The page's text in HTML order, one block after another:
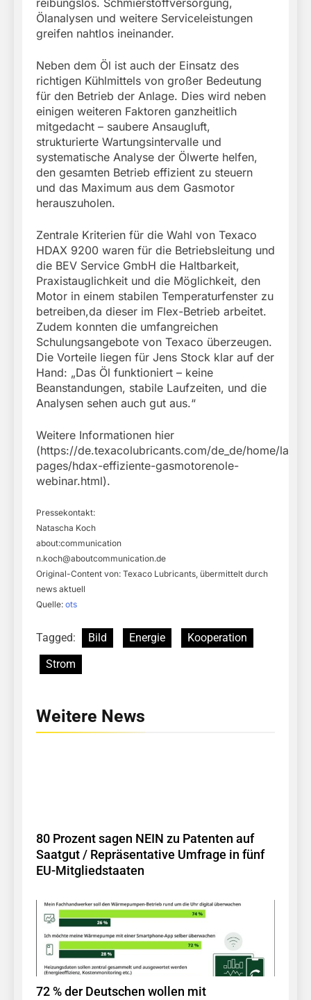
reibungslos. Schmierstoffversorgung,
Ölanalysen und weitere Serviceleistungen
greifen nahtlos ineinander.
Neben dem Öl ist auch der Einsatz des
richtigen Kühlmittels von großer Bedeutung
für den Betrieb der Anlage. Dies wird neben
einigen weiteren Faktoren ganzheitlich
mitgedacht – saubere Ansaugluft,
strukturierte Wartungsintervalle und
systematische Analyse der Ölwerte helfen,
den gesamten Betrieb effizient zu steuern
und das Maximum aus dem Gasmotor
herauszuholen.
Zentrale Kriterien für die Wahl von Texaco
HDAX 9200 waren für die Betriebsleitung und
die BEV Service GmbH die Haltbarkeit,
Praxistauglichkeit und die Möglichkeit, den
Motor in einem stabilen Temperaturfenster zu
betreiben,da dieser im Flex-Betrieb arbeitet.
Zudem konnten die umfangreichen
Schulungsangebote von Texaco überzeugen.
Die Vorteile liegen für Jens Stock klar auf der
Hand: „Das Öl funktioniert – keine
Beanstandungen, stabile Laufzeiten, und die
Analysen sehen auch gut aus.“
Weitere Informationen hier
(https://de.texacolubricants.com/de_de/home/
pages/hdax-effiziente-gasmotorenole-
webinar.html).
Pressekontakt:
Natascha Koch
about:communication
n.koch@aboutcommunication.de
Original-Content von: Texaco Lubricants, übermittelt durch
news aktuell
Quelle: ots
Tagged: Bild Energie
Kooperation
Strom
Weitere News
80 Prozent sagen NEIN zu Patenten auf
Saatgut / Repräsentative Umfrage in fünf
EU-Mitgliedstaaten
72 % der Deutschen wollen mit